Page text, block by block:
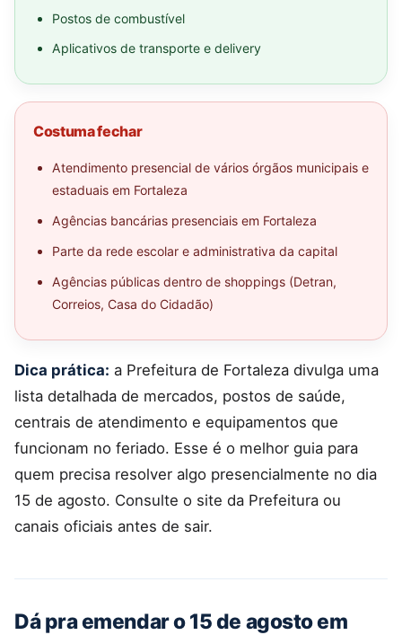
Postos de combustível
Aplicativos de transporte e delivery
Costuma fechar
Atendimento presencial de vários órgãos municipais e
estaduais em Fortaleza
Agências bancárias presenciais em Fortaleza
Parte da rede escolar e administrativa da capital
Agências públicas dentro de shoppings (Detran,
Correios, Casa do Cidadão)
Dica prática: a Prefeitura de Fortaleza divulga uma
lista detalhada de mercados, postos de saúde,
centrais de atendimento e equipamentos que
funcionam no feriado. Esse é o melhor guia para
quem precisa resolver algo presencialmente no dia
15 de agosto. Consulte o site da Prefeitura ou
canais oficiais antes de sair.
Dá pra emendar o 15 de agosto em